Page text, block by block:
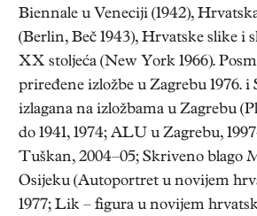
Biennale u Veneciji (1942),
(Berlin, Beč 1943), Hrvatske slike
XX stoljeća (New York 1966).
priređene izložbe u Zagrebu 1976. i
izlagana na izložbama u Zagrebu
do 1941, 1974; ALU u Zagrebu,
Tuškan, 2004–05; Skriveno blago
Osijeku (Autoportret u novijem
1977; Lik – figura u novijem